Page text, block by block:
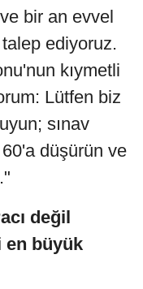
bir an evvel
talep ediyoruz.
kıymetli
Lütfen biz
sınav
düşürün ve
değil
en büyük